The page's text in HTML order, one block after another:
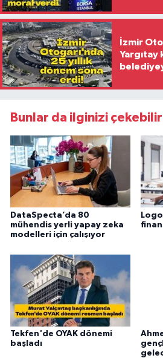
İzmir
Yargıtay
Bunlar da ilginizi çekebilir
DataSpecta’da 80
mühendis yerli yapay zeka
modelleri için çalışıyor
Tekfen'de OYAK dönemi
başladı